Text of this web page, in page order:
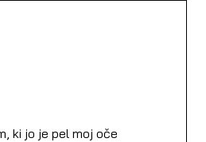
ki jo je pel moj oče